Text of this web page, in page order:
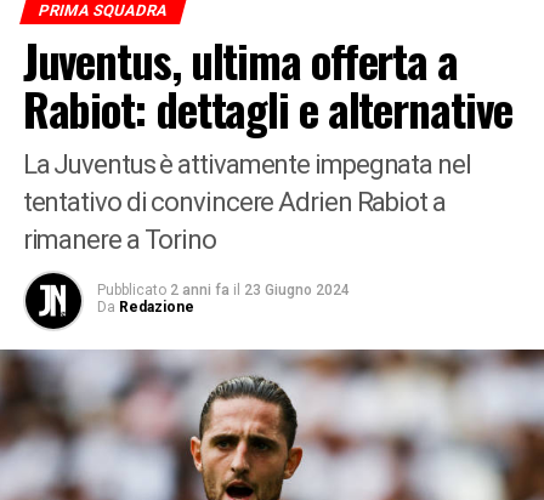
PRIMA SQUADRA
Juventus, ultima offerta a
Rabiot: dettagli e alternative
La Juventus è attivamente impegnata nel
tentativo di convincere Adrien Rabiot a
rimanere a Torino
Pubblicato 2 anni fa il 23 Giugno 2024
Da Redazione